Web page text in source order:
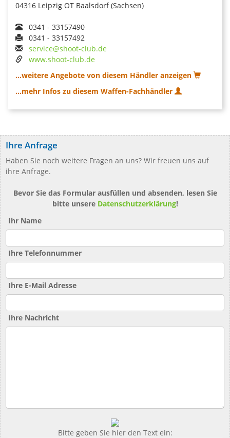
04316 Leipzig OT Baalsdorf (Sachsen)
0341 - 33157490
0341 - 33157492
service@shoot-club.de
www.shoot-club.de
...weitere Angebote von diesem Händler anzeigen
...mehr Infos zu diesem Waffen-Fachhändler
Ihre Anfrage
Haben Sie noch weitere Fragen an uns? Wir freuen uns auf
ihre Anfrage.
Bevor Sie das Formular ausfüllen und absenden, lesen Sie
bitte unsere Datenschutzerklärung!
Ihr Name
Ihre Telefonnummer
Ihre E-Mail Adresse
Ihre Nachricht
Bitte geben Sie hier den Text ein: